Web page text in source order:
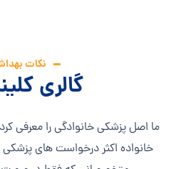
نکات
گالری
ما اصل پزشکی خانوادگی را معرفی
خانواده اکثر درخواست های